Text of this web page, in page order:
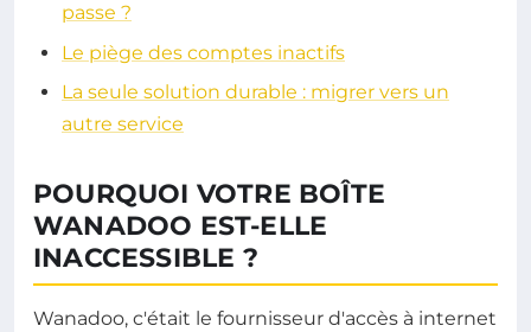
passe ?
Le piège des comptes inactifs
La seule solution durable : migrer vers un
autre service
POURQUOI VOTRE BOÎTE
WANADOO EST-ELLE
INACCESSIBLE ?
Wanadoo, c'était le fournisseur d'accès à internet